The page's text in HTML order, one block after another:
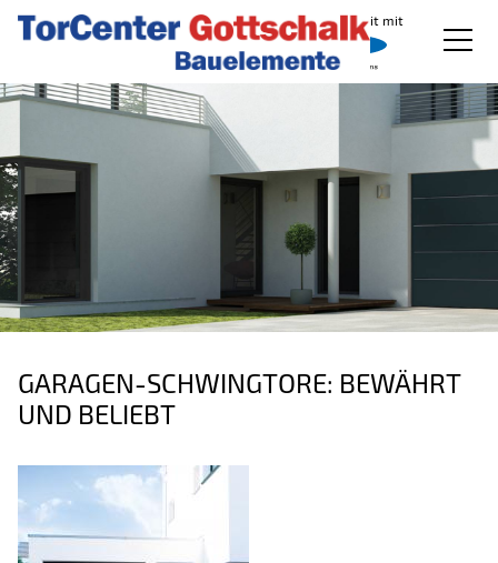
In Zusammenarbeit mit
Produkte
Produkt konfigurieren
Downloads
Kontakt
GARAGEN-SCHWINGTORE: BEWÄHRT
UND BELIEBT